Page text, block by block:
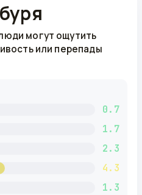
могут ощутить
или перепады
0.7
1.7
2.3
4.3
1.3